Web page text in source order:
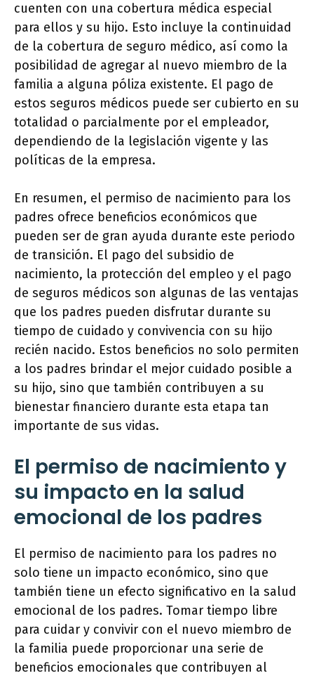
cuenten con una cobertura médica especial
para ellos y su hijo. Esto incluye la continuidad
de la cobertura de seguro médico, así como la
posibilidad de agregar al nuevo miembro de la
familia a alguna póliza existente. El pago de
estos seguros médicos puede ser cubierto en su
totalidad o parcialmente por el empleador,
dependiendo de la legislación vigente y las
políticas de la empresa.
En resumen, el permiso de nacimiento para los
padres ofrece beneficios económicos que
pueden ser de gran ayuda durante este periodo
de transición. El pago del subsidio de
nacimiento, la protección del empleo y el pago
de seguros médicos son algunas de las ventajas
que los padres pueden disfrutar durante su
tiempo de cuidado y convivencia con su hijo
recién nacido. Estos beneficios no solo permiten
a los padres brindar el mejor cuidado posible a
su hijo, sino que también contribuyen a su
bienestar financiero durante esta etapa tan
importante de sus vidas.
El permiso de nacimiento y
su impacto en la salud
emocional de los padres
El permiso de nacimiento para los padres no
solo tiene un impacto económico, sino que
también tiene un efecto significativo en la salud
emocional de los padres. Tomar tiempo libre
para cuidar y convivir con el nuevo miembro de
la familia puede proporcionar una serie de
beneficios emocionales que contribuyen al